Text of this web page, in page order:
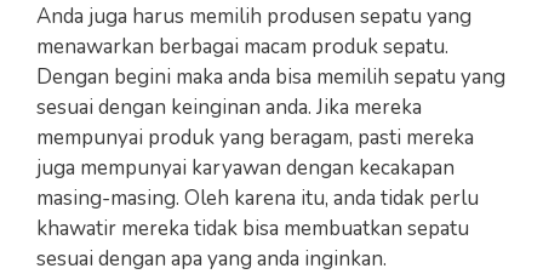
Anda juga harus memilih produsen sepatu yang
menawarkan berbagai macam produk sepatu.
Dengan begini maka anda bisa memilih sepatu yang
sesuai dengan keinginan anda. Jika mereka
mempunyai produk yang beragam, pasti mereka
juga mempunyai karyawan dengan kecakapan
masing-masing. Oleh karena itu, anda tidak perlu
khawatir mereka tidak bisa membuatkan sepatu
sesuai dengan apa yang anda inginkan.